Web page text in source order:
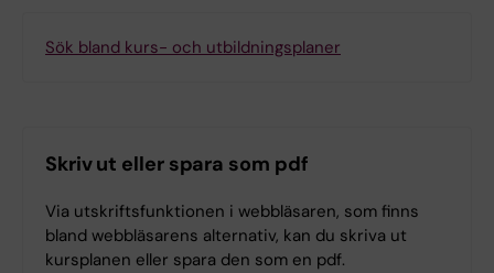
Sök bland kurs- och utbildningsplaner
Skriv ut eller spara som pdf
Via utskriftsfunktionen i webbläsaren, som finns
bland webbläsarens alternativ, kan du skriva ut
kursplanen eller spara den som en pdf.